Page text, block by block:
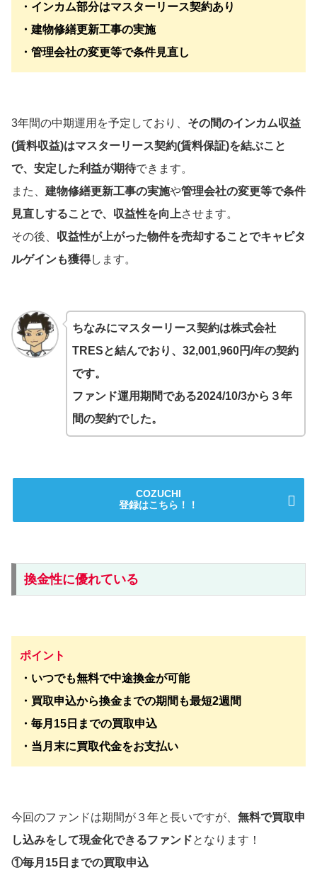
・インカム部分はマスターリース契約あり
・建物修繕更新工事の実施
・管理会社の変更等で条件見直し
3年間の中期運用を予定しており、 その間のインカム収益
(賃料収益)はマスターリース契約(賃料保証)を結ぶこと
で、安定した利益が期待できます。
また、 建物修繕更新工事の実施や管理会社の変更等で条件
見直しすることで、収益性を向上させます。
その後、 収益性が上がった物件を売却することでキャピタ
ルゲインも獲得します。
ちなみにマスターリース契約は株式会社
TRESと結んでおり、32,001,960円/年の契約
です。
ファンド運用期間である2024/10/3から３年
間の契約でした。
COZUCHI
登録はこちら！！
換金性に優れている
ポイント
・いつでも無料で中途換金が可能
・買取申込から換金までの期間も最短2週間
・毎月15日までの買取申込
・当月末に買取代金をお支払い
今回のファンドは期間が３年と長いですが、 無料で買取申
し込みをして現金化できるファンドとなります！
①毎月15日までの買取申込